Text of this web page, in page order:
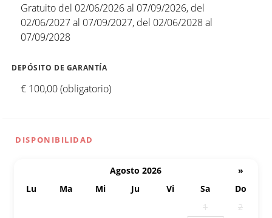
Gratuito del 02/06/2026 al 07/09/2026, del
02/06/2027 al 07/09/2027, del 02/06/2028 al
07/09/2028
DEPÓSITO DE GARANTÍA
€ 100,00 (obligatorio)
DISPONIBILIDAD
Agosto 2026
»
Lu
Ma Mi Ju Vi Sa
Do
1
2